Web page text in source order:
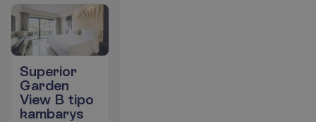
Superior
Garden
View B tipo
kambarys